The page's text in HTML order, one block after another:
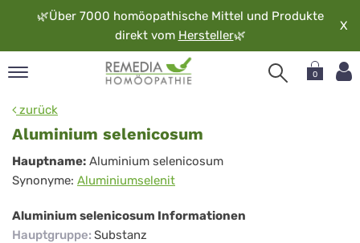
🌿Über 7000 homöopathische Mittel und Produkte
direkt vom Hersteller🌿
X
0
zurück
Aluminium selenicosum
Aluminium
selenicosum
Hauptname: Aluminium selenicosum
Synonyme: Aluminiumselenit
Aluminium selenicosum Informationen
Hauptgruppe: Substanz